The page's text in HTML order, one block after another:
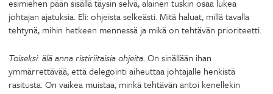
esimiehen pään sisällä täysin selvä, alainen tuskin osaa lukea
johtajan ajatuksia. Eli: ohjeista selkeästi. Mitä haluat, millä tavalla
tehtynä, mihin hetkeen mennessä ja mikä on tehtävän prioriteetti.
Toiseksi:älä anna ristiriitaisia ohjeita. On sinällään ihan
ymmärrettävää, että delegointi aiheuttaa johtajalle henkistä
rasitusta. On vaikea muistaa, minkä tehtävän antoi kenellekin